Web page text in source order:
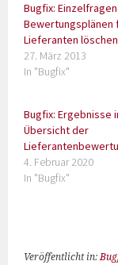
Bugfix:
Bewertungsplänen
Lieferanten löschen
27. März 2013
In "Bugfix"
Bugfix: Ergebnisse
Übersicht der
4. Februar 2020
In "Bugfix"
Veröffentlicht in: